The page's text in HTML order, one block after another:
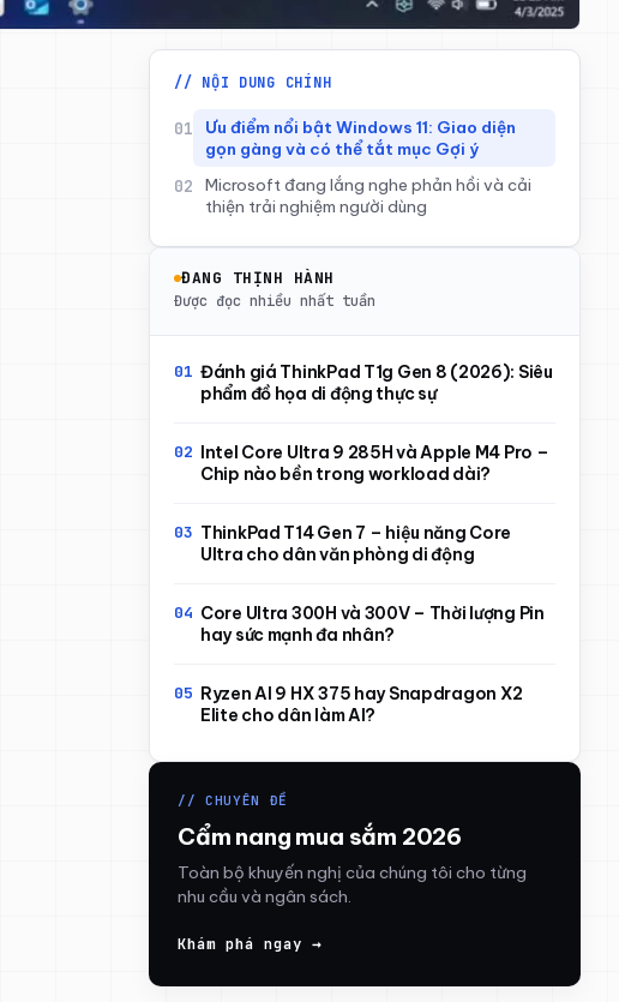
// NỘI DUNG CHÍNH
Ưu điểm nổi bật Windows 11: Giao diện
gọn gàng và có thể tắt mục Gợi ý
Microsoft đang lắng nghe phản hồi và cải
thiện trải nghiệm người dùng
ĐANG THỊNH HÀNH
Được đọc nhiều nhất tuần
Đánh giá ThinkPad T1g Gen 8 (2026): Siêu
phẩm đồ họa di động thực sự
Intel Core Ultra 9 285H và Apple M4 Pro –
Chip nào bền trong workload dài?
ThinkPad T14 Gen 7 – hiệu năng Core
Ultra cho dân văn phòng di động
Core Ultra 300H và 300V – Thời lượng Pin
hay sức mạnh đa nhân?
Ryzen AI 9 HX 375 hay Snapdragon X2
Elite cho dân làm AI?
// CHUYÊN ĐỀ
Cẩm nang mua sắm 2026
Toàn bộ khuyến nghị của chúng tôi cho từng
nhu cầu và ngân sách.
Khám phá ngay →